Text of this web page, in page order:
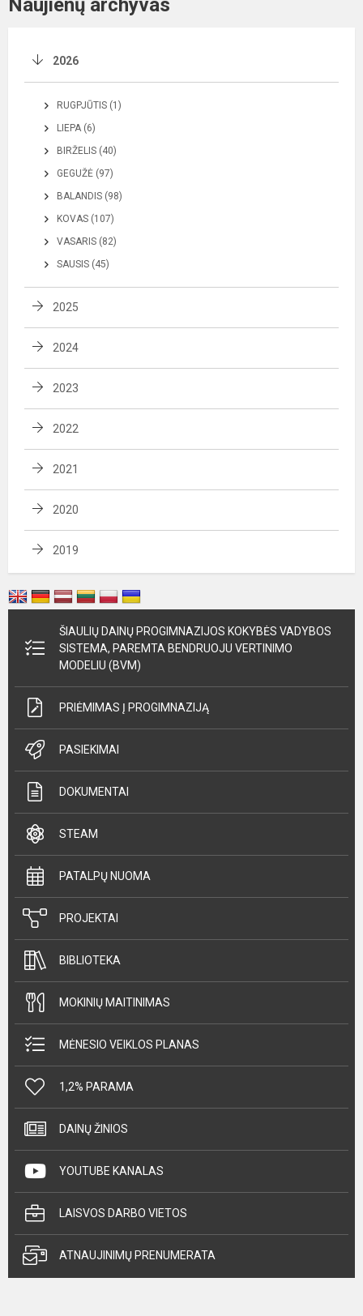
Naujienų archyvas
2026
RUGPJŪTIS (1)
LIEPA (6)
BIRŽELIS (40)
GEGUŽĖ (97)
BALANDIS (98)
KOVAS (107)
VASARIS (82)
SAUSIS (45)
2025
2024
2023
2022
2021
2020
2019
ŠIAULIŲ DAINŲ PROGIMNAZIJOS KOKYBĖS VADYBOS
SISTEMA, PAREMTA BENDRUOJU VERTINIMO
MODELIU (BVM)
PRIĖMIMAS Į PROGIMNAZIJĄ
PASIEKIMAI
DOKUMENTAI
STEAM
PATALPŲ NUOMA
PROJEKTAI
BIBLIOTEKA
MOKINIŲ MAITINIMAS
MĖNESIO VEIKLOS PLANAS
1,2% PARAMA
DAINŲ ŽINIOS
YOUTUBE KANALAS
LAISVOS DARBO VIETOS
ATNAUJINIMŲ PRENUMERATA